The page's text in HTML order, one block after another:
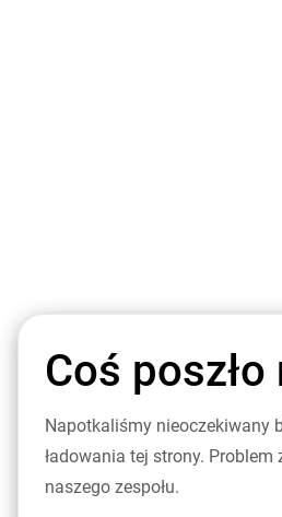
Coś
Napotkaliśmy nieoczekiwany
ładowania tej strony. Problem
naszego zespołu.